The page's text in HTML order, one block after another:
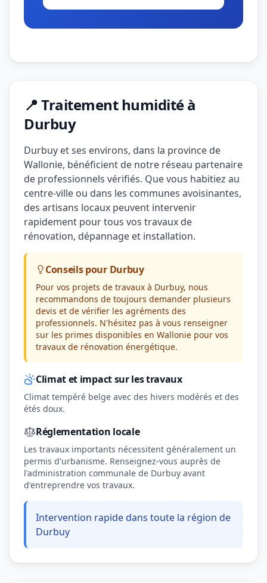
📍 Traitement humidité à
Durbuy
Durbuy et ses environs, dans la province de
Wallonie, bénéficient de notre réseau partenaire
de professionnels vérifiés. Que vous habitiez au
centre-ville ou dans les communes avoisinantes,
des artisans locaux peuvent intervenir
rapidement pour tous vos travaux de
rénovation, dépannage et installation.
Conseils pour Durbuy
Pour vos projets de travaux à Durbuy, nous
recommandons de toujours demander plusieurs
devis et de vérifier les agréments des
professionnels. N'hésitez pas à vous renseigner
sur les primes disponibles en Wallonie pour vos
travaux de rénovation énergétique.
Climat et impact sur les travaux
Climat tempéré belge avec des hivers modérés et des
étés doux.
Réglementation locale
Les travaux importants nécessitent généralement un
permis d'urbanisme. Renseignez-vous auprès de
l'administration communale de Durbuy avant
d'entreprendre vos travaux.
Intervention rapide dans toute la région de
Durbuy